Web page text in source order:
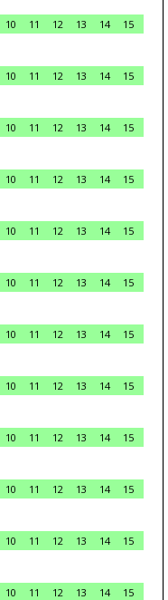
10 11 12 13 14
15
10 11 12 13 14
15
10 11 12 13 14
15
10 11 12 13 14
15
10 11 12 13 14
15
10 11 12 13 14
15
10 11 12 13 14
15
10 11 12 13 14
15
10 11 12 13 14
15
10 11 12 13 14
15
10 11 12 13 14
15
10 11 12 13 14
15